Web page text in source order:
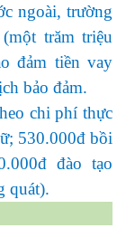
ngoài, trường
trăm triệu
đảm tiền vay
bảo đảm.
chi phí thực
530.000đ bồi
đào tạo
quát).